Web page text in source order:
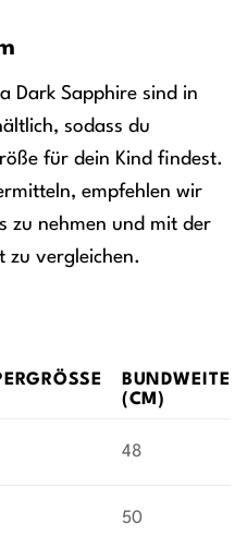
Dark Sapphire sind in
sodass du
für dein Kind findest.
empfehlen wir
zu nehmen und mit der
zu vergleichen.
(
BUNDWEITE
(CM)
48
50